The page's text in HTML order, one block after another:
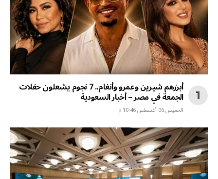
أبرزهم شيرين وعمرو وأنغام.. 7 نجوم يشعلون حفلات
الجمعة في مصر – أخبار السعودية
الخميس 06 أغسطس 10:46 م